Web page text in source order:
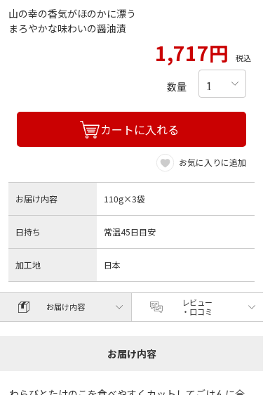
山の幸の香気がほのかに漂う
まろやかな味わいの醤油漬
1,717円 税込
数量
カートに入れる
お気に入りに追加
お届け内容 110g×3袋
日持ち 常温45日目安
加工地 日本
お届け内容
レビュー
・口コミ
お届け内容